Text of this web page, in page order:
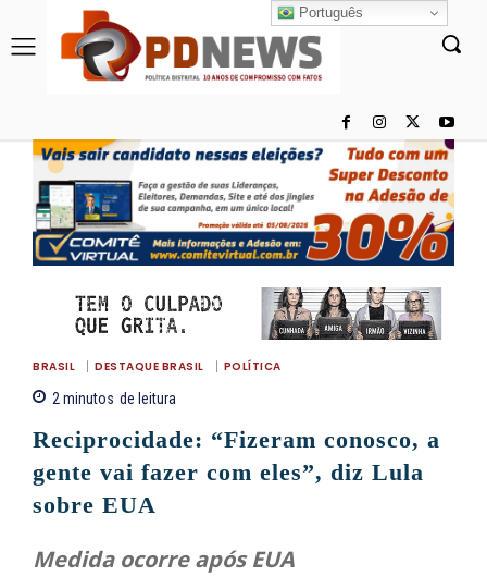
BRASIL DESTAQUE BRASIL POLÍTICA
2minutos de leitura
Reciprocidade: “Fizeram conosco, a
gente vai fazer com eles”, diz Lula
sobre EUA
Medida ocorre após EUA
Português